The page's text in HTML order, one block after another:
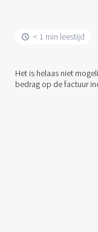
< 1 min leestijd
Het is helaas niet
bedrag op de factuur